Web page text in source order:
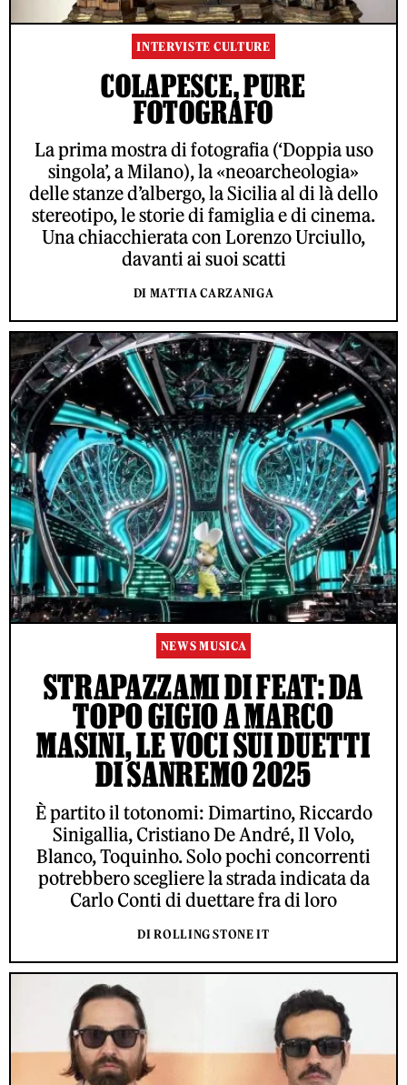
INTERVISTE CULTURE
COLAPESCE, PURE
FOTOGRAFO
La prima mostra di fotografia (‘Doppia uso
singola’, a Milano), la «neoarcheologia»
delle stanze d’albergo, la Sicilia al di là dello
stereotipo, le storie di famiglia e di cinema.
Una chiacchierata con Lorenzo Urciullo,
davanti ai suoi scatti
DI MATTIA CARZANIGA
NEWS MUSICA
STRAPAZZAMI DI FEAT: DA
TOPO GIGIO A MARCO
MASINI, LE VOCI SUI DUETTI
DI SANREMO 2025
È partito il totonomi: Dimartino, Riccardo
Sinigallia, Cristiano De André, Il Volo,
Blanco, Toquinho. Solo pochi concorrenti
potrebbero scegliere la strada indicata da
Carlo Conti di duettare fra di loro
DI ROLLING STONE IT